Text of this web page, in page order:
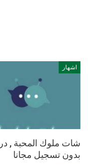
اشهار
شات ملوك المحبة ,
بدون تسجيل مجانا